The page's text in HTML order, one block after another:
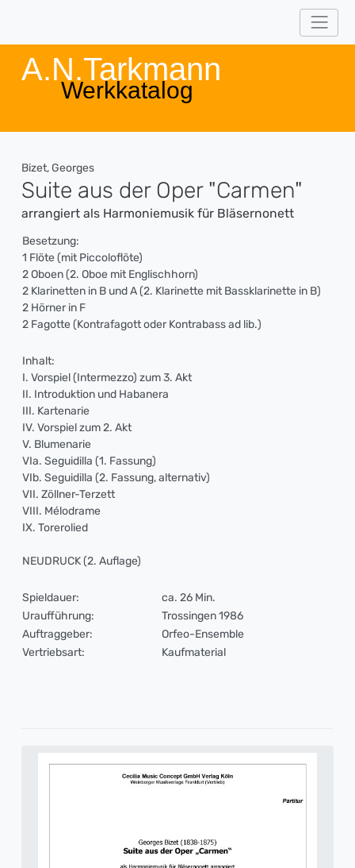
A.N.Tarkmann
Werkkatalog
Bizet, Georges
Suite aus der Oper "Carmen"
arrangiert als Harmoniemusik für Bläsernonett
Besetzung:
1 Flöte (mit Piccoloflöte)
2 Oboen (2. Oboe mit Englischhorn)
2 Klarinetten in B und A (2. Klarinette mit Bassklarinette in B)
2 Hörner in F
2 Fagotte (Kontrafagott oder Kontrabass ad lib.)
Inhalt:
I. Vorspiel (Intermezzo) zum 3. Akt
II. Introduktion und Habanera
III. Kartenarie
IV. Vorspiel zum 2. Akt
V. Blumenarie
VIa. Seguidilla (1. Fassung)
VIb. Seguidilla (2. Fassung, alternativ)
VII. Zöllner-Terzett
VIII. Mélodrame
IX. Torerolied
NEUDRUCK (2. Auflage)
Spieldauer:
ca. 26 Min.
Uraufführung:
Trossingen 1986
Auftraggeber:
Orfeo-Ensemble
Vertriebsart:
Kaufmaterial